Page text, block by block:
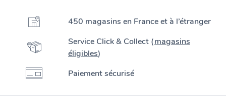
450 magasins en France et à l’étranger
Service Click & Collect (magasins
éligibles)
Paiement sécurisé